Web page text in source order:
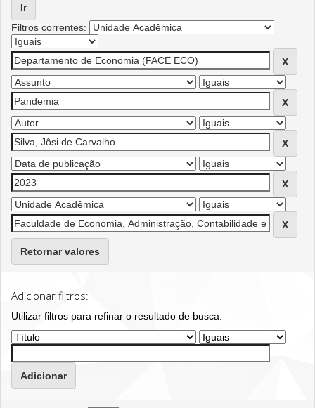
Filtros correntes:
Retornar valores
Adicionar filtros:
Utilizar filtros para refinar o resultado de busca.